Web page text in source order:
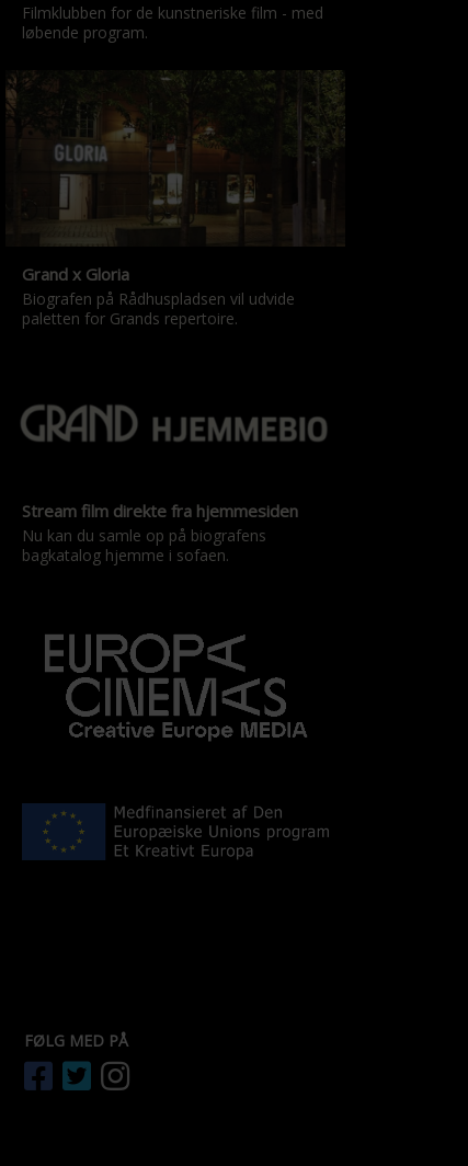
Filmklubben for de kunstneriske film - med
løbende program.
Grand x Gloria
Biografen på Rådhuspladsen vil udvide
paletten for Grands repertoire.
Stream film direkte fra hjemmesiden
Nu kan du samle op på biografens
bagkatalog hjemme i sofaen.
FØLG MED PÅ